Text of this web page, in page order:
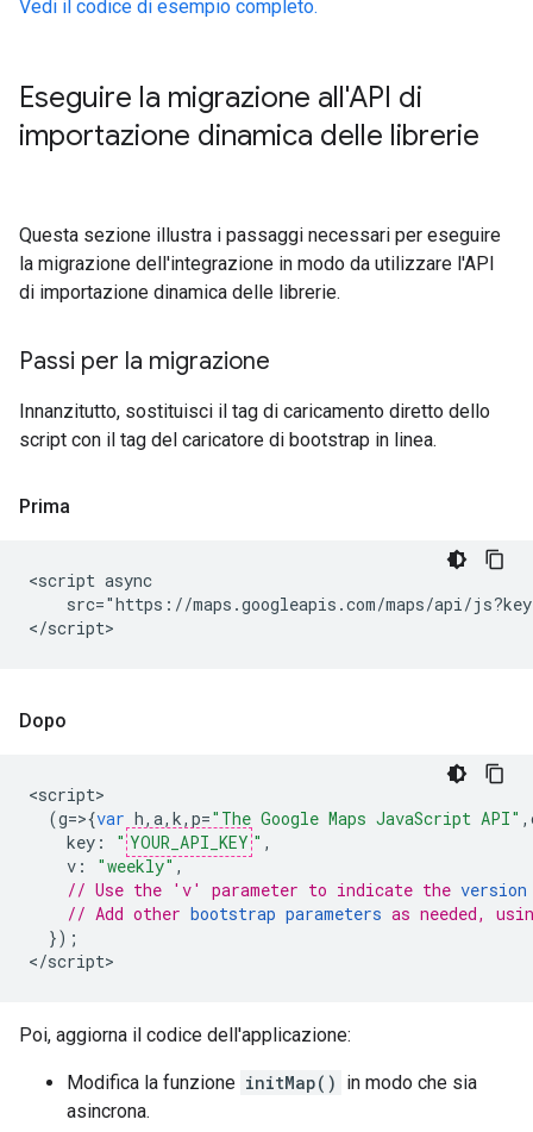
Vedi il codice di esempio completo.
Eseguire la migrazione all'API di
importazione dinamica delle librerie
Questa sezione illustra i passaggi necessari per eseguire
la migrazione dell'integrazione in modo da utilizzare l'API
di importazione dinamica delle librerie.
Passi per la migrazione
Innanzitutto, sostituisci il tag di caricamento diretto dello
script con il tag del caricatore di bootstrap in linea.
Prima
<script async
src="https://maps.googleapis.com/maps/api/
</script>
Dopo
<script
(g=>{var h, a, k, p="The Google Maps JavaScript API" ,
key : " YOUR_API_KEY " ,
v : "weekly" ,
// Use the 'v' parameter to indicate the version
// Add other bootstrap parameters as needed,
});
</script>
Poi, aggiorna il codice dell'applicazione:
Modifica la funzione initMap() in modo che sia
asincrona.